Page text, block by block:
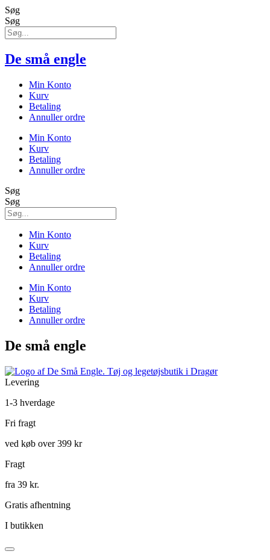
Søg
Søg
De små engle
Min Konto
Kurv
Betaling
Annuller ordre
Min Konto
Kurv
Betaling
Annuller ordre
Søg
Søg
Min Konto
Kurv
Betaling
Annuller ordre
Min Konto
Kurv
Betaling
Annuller ordre
De små engle
Levering
1-3 hverdage
Fri fragt
ved køb over 399 kr
Fragt
fra 39 kr.
Gratis afhentning
I butikken